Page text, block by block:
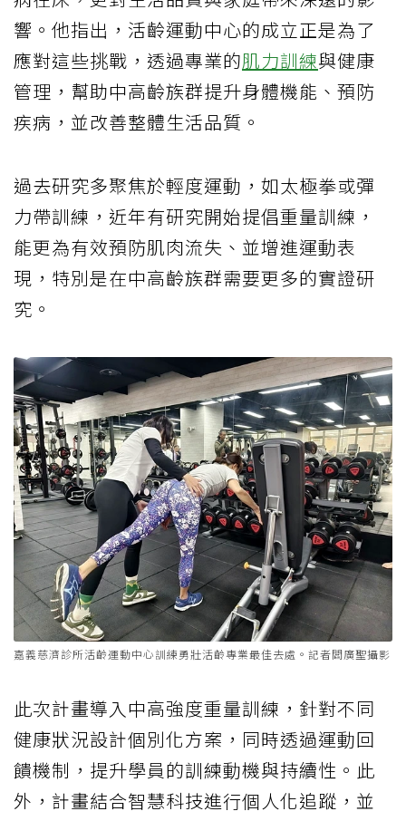
響。他指出，活齡運動中心的成立正是為了
應對這些挑戰，透過專業的肌力訓練與健康
管理，幫助中高齡族群提升身體機能、預防
疾病，並改善整體生活品質。
過去研究多聚焦於輕度運動，如太極拳或彈
力帶訓練，近年有研究開始提倡重量訓練，
能更為有效預防肌肉流失、並增進運動表
現，特別是在中高齡族群需要更多的實證研
究。
嘉義慈濟診所活齡運動中心訓練勇壯活齡專業最佳去處。記者閻廣聖攝影
此次計畫導入中高強度重量訓練，針對不同
健康狀況設計個別化方案，同時透過運動回
饋機制，提升學員的訓練動機與持續性。此
外，計畫結合智慧科技進行個人化追蹤，並